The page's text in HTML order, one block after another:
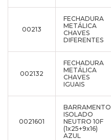
00213
FECHADURA
METÁLICA
CHAVES
DIFERENTES
002132
FECHADURA
METÁLICA
CHAVES
IGUAIS
0021601
BARRAMENTO
ISOLADO
NEUTRO 10F
(1x25+9x16)
AZUL